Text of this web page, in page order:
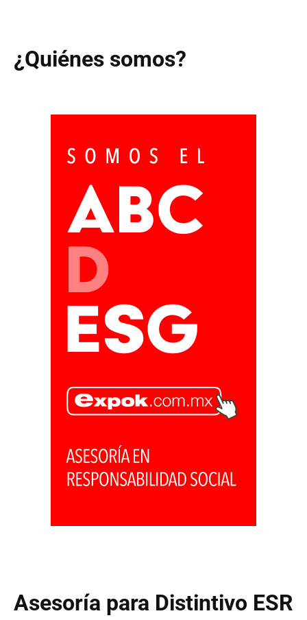
¿Quiénes somos?
Asesoría para Distintivo ESR